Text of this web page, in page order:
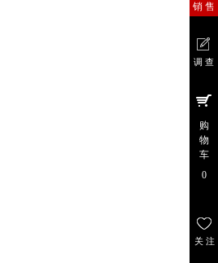
销 售
调 查
调 查
购
物
车
0
关 注